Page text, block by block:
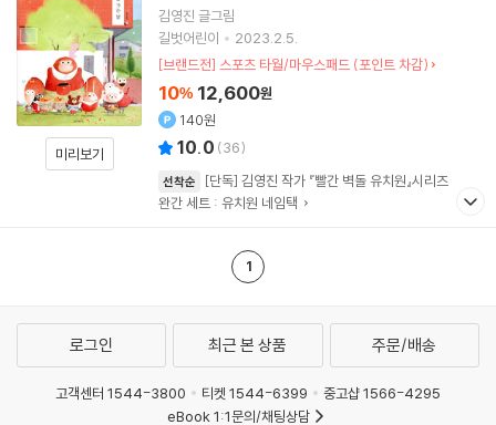
미리보기
김영진 글그림
길벗어린이
2023.2.5.
[브랜드전] 스포츠 타월/마우스패드 (포인트 차감)
10% 12,600원
140원
10.0 (36)
선착순
[단독] 김영진 작가 『빨간 벽돌 유치원』시리즈
완간 세트 : 유치원 네임택
1
로그인 최근 본 상품 주문/배송
고객센터 1544-3800 티켓 1544-6399
중고샵 1566-4295
eBook 1:1문의/채팅상담